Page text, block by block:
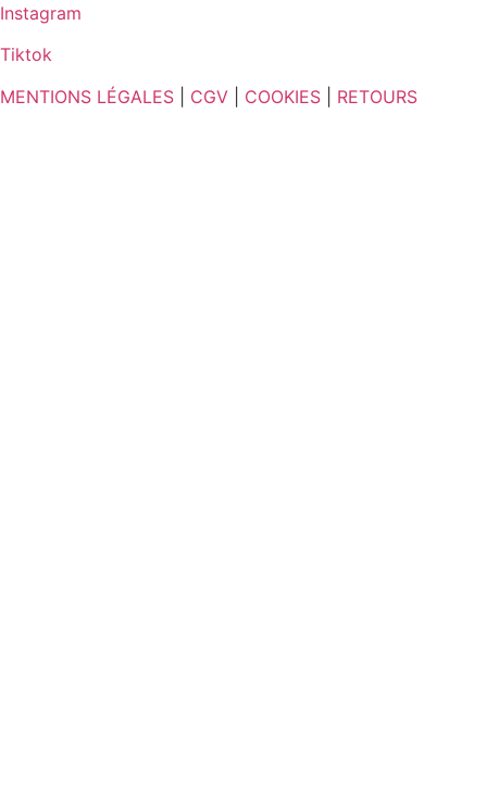
Instagram
Tiktok
MENTIONS LÉGALES
CGV COOKIES RETOURS